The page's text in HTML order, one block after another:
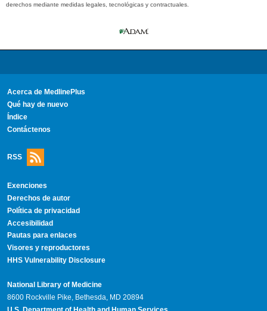
derechos mediante medidas legales, tecnológicas y contractuales.
Acerca de MedlinePlus
Qué hay de nuevo
Índice
Contáctenos
RSS
Exenciones
Derechos de autor
Política de privacidad
Accesibilidad
Pautas para enlaces
Visores y reproductores
HHS Vulnerability Disclosure
National Library of Medicine
8600 Rockville Pike, Bethesda, MD 20894